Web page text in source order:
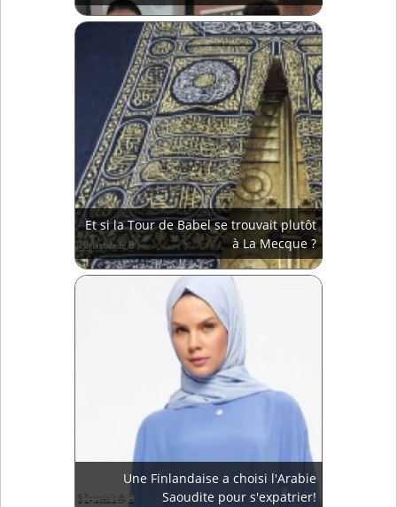
Et si la Tour de Babel se trouvait plutôt
à La Mecque ?
Une Finlandaise a choisi l'Arabie
Saoudite pour s'expatrier!